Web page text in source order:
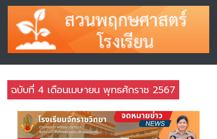
ฉบับที่ 4 เดือนเมษายน พุทธศักราช 2567